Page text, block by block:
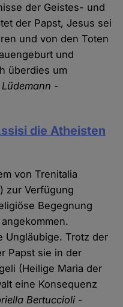
der Geistes- und
der Papst, Jesus sei
und von den Toten
und
überdies um
Lüdemann -
die Atheisten
von Trenitalia
zur Verfügung
Begegnung
Ungläubige. Trotz der
Papst sie in der
(Heilige Maria der
eine Konsequenz
Bertuccioli -